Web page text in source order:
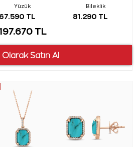
Yüzük
67.590 TL
Bileklik
81.290 TL
TL